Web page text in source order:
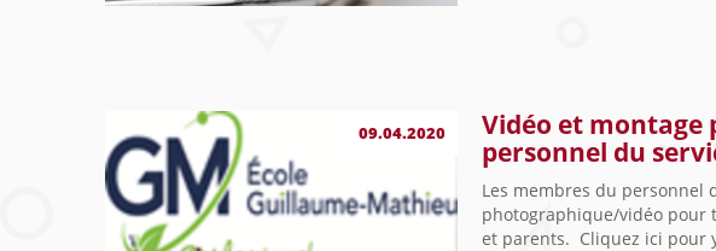
09.04.2020
Vidéo et
personnel du
Les membres du personnel
photographique/vidéo pour
et parents. Cliquez ici pour